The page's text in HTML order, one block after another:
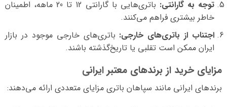
توجه به گارانتی:
باتری‌هایی با گارانتی 12 تا 20 ماهه، اطمینان
خاطر بیشتری فراهم می‌کنند.
اجتناب از باتری‌های خارجی: باتری‌های خارجی موجود در بازار
ایران ممکن است تقلبی یا تاریخ‌گذشته باشند.
مزایای خرید از برندهای معتبر ایرانی
برندهای ایرانی مانند سپاهان باتری مزایای متعددی ارائه می‌دهند: